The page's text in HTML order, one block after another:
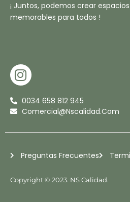
¡ Juntos, podemos crear
memorables para todos !
I
N
S
T
G
R
A
M
0034 658 812 945
Comercial@nscalidad.com
Copyright © 2023. NS Calidad.
Preguntas Frecuentes